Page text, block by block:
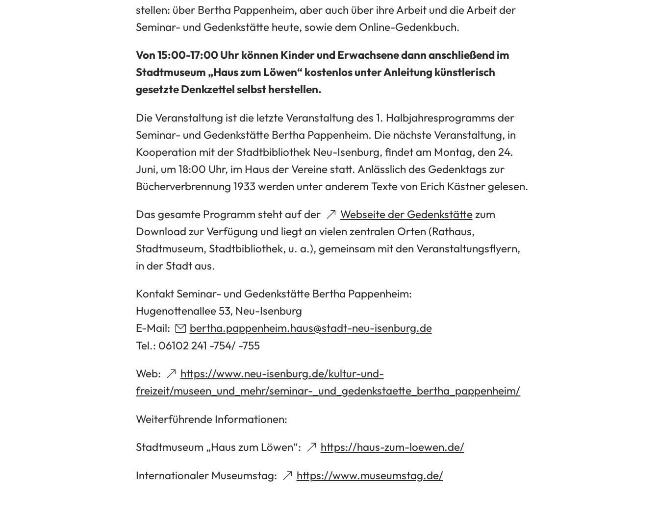
stellen: über Bertha Pappenheim, aber auch über ihre Arbeit und die Arbeit der
Seminar- und Gedenkstätte heute, sowie dem Online-Gedenkbuch.
Von 15:00-17:00 Uhr können Kinder und Erwachsene dann anschließend im
Stadtmuseum „Haus zum Löwen“ kostenlos unter Anleitung künstlerisch
gesetzte Denkzettel selbst herstellen.
Die Veranstaltung ist die letzte Veranstaltung des 1. Halbjahresprogramms der
Seminar- und Gedenkstätte Bertha Pappenheim. Die nächste Veranstaltung, in
Kooperation mit der Stadtbibliothek Neu-Isenburg, findet am Montag, den 24.
Juni, um 18:00 Uhr, im Haus der Vereine statt. Anlässlich des Gedenktags zur
Bücherverbrennung 1933 werden unter anderem Texte von Erich Kästner gelesen.
Das gesamte Programm steht auf der Webseite der Gedenkstättezum
Download zur Verfügung und liegt an vielen zentralen Orten (Rathaus,
Stadtmuseum, Stadtbibliothek, u. a.), gemeinsam mit den Veranstaltungsflyern,
in der Stadt aus.
Kontakt Seminar- und Gedenkstätte Bertha Pappenheim:
Hugenottenallee 53, Neu-Isenburg
E-Mail:
bertha.pappenheim.haus stadt-neu-isenburg de
Tel.: 06102 241 -754/ -755
Web:
https://www.neu-isenburg.de/kultur-und-
freizeit/museen_und_mehr/seminar-_und_gedenkstaette_bertha_pappenheim/
Weiterführende Informationen:
Stadtmuseum „Haus zum Löwen“: https://haus-zum-loewen.de/
Internationaler Museumstag: https://www.museumstag.de/